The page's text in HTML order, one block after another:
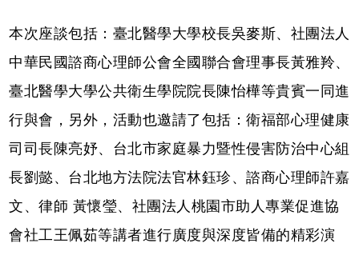
本次座談包括：臺北醫學大學校長吳麥斯、社團法人
中華民國諮商心理師公會全國聯合會理事長黃雅羚、
臺北醫學大學公共衛生學院院長陳怡樺等貴賓一同進
行與會，另外，活動也邀請了包括：衛福部心理健康
司司長陳亮妤、台北市家庭暴力暨性侵害防治中心組
長劉懿、台北地方法院法官林鈺珍、諮商心理師許嘉
文、律師 黃懷瑩、社團法人桃園市助人專業促進協
會社工王佩茹等講者進行廣度與深度皆備的精彩演